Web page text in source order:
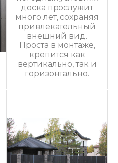
доска прослужит
много лет, сохраняя
привлекательный
внешний вид.
Проста в монтаже,
крепится как
вертикально, так и
горизонтально.